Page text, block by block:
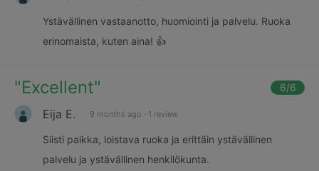
Ystävällinen vastaanotto, huomiointi ja palvelu. Ruoka
erinomaista, kuten aina! 👍
"Excellent" 6/6
Eija E. 9 months ago · 1 review
Siisti paikka, loistava ruoka ja erittäin ystävällinen
palvelu ja ystävällinen henkilökunta.